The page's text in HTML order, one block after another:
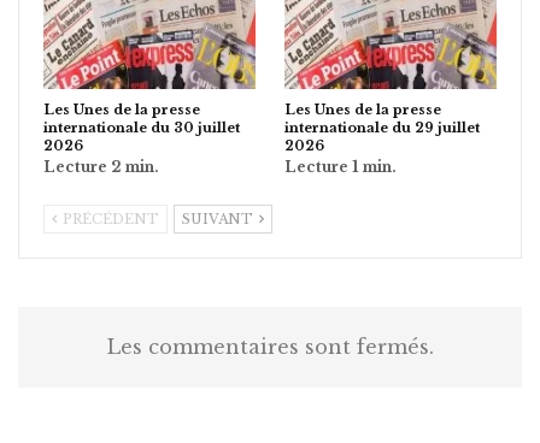
Les Unes de la presse
internationale du 30 juillet
2026
Les Unes de la presse
internationale du 29 juillet
2026
PRÉCÉDENT SUIVANT
Les commentaires sont fermés.